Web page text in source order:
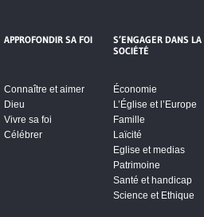
APPROFONDIR SA FOI
Connaître et aimer
Dieu
Vivre sa foi
Célébrer
S’ENGAGER DANS LA
SOCIÉTÉ
Économie
L’Église et l’Europe
Famille
Laïcité
Eglise et medias
Patrimoine
Santé et handicap
Science et Ethique